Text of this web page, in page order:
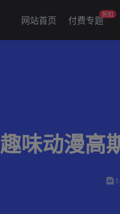
趣味动漫高
网站首页 付费专题折扣